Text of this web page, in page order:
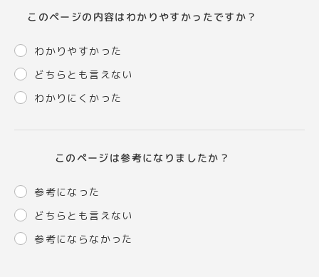
このページの内容はわかりやすかったですか？
わかりやすかった
どちらとも言えない
わかりにくかった
このページは参考になりましたか？
参考になった
どちらとも言えない
参考にならなかった